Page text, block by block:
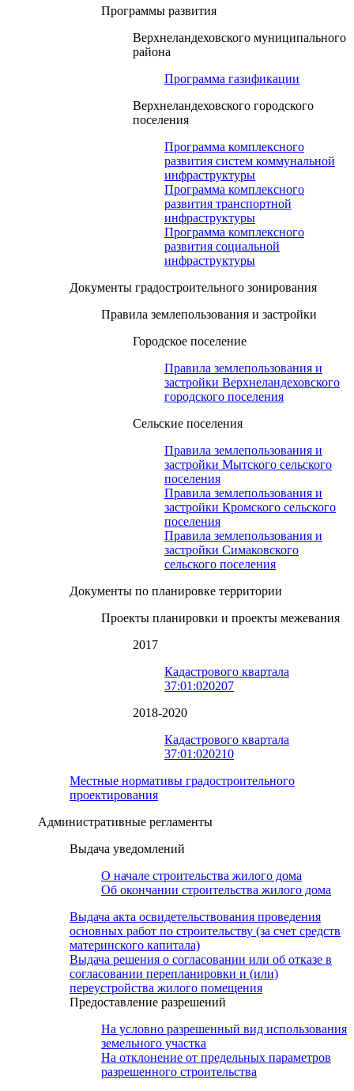
Программы развития
Верхнеландеховского муниципального
района
Программа газификации
Верхнеландеховского городского
поселения
Программа комплексного
развития систем коммунальной
инфраструктуры
Программа комплексного
развития транспортной
инфраструктуры
Программа комплексного
развития социальной
инфраструктуры
Документы градостроительного зонирования
Правила землепользования и застройки
Городское поселение
Правила землепользования и
застройки Верхнеландеховского
городского поселения
Сельские поселения
Правила землепользования и
застройки Мытского сельского
поселения
Правила землепользования и
застройки Кромского сельского
поселения
Правила землепользования и
застройки Симаковского
сельского поселения
Документы по планировке территории
Проекты планировки и проекты межевания
2017
Кадастрового квартала
37:01:020207
2018-2020
Кадастрового квартала
37:01:020210
Местные нормативы градостроительного
проектирования
Административные регламенты
Выдача уведомлений
О начале строительства жилого дома
Об окончании строительства жилого дома
Выдача акта освидетельствования проведения
основных работ по строительству (за счет средств
материнского капитала)
Выдача решения о согласовании или об отказе в
согласовании перепланировки и (или)
переустройства жилого помещения
Предоставление разрешений
На условно разрешенный вид использования
земельного участка
На отклонение от предельных параметров
разрешенного строительства